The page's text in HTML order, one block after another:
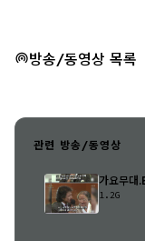
방송/동영상 목록
관련 방송/동영상
가요무
1.2G